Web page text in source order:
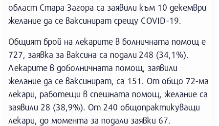
област Стара Загора са заявили към 10 декември
желание да се ваксинират срещу COVID-19.
Общият брой на лекарите в болничната помощ е
727, заявка за ваксина са подали 248 (34,1%).
Лекарите в доболничната помощ, заявили
желание да се ваксинират, са 151. От общо 72-ма
лекари, работещи в спешната помощ, желание са
заявили 28 (38,9%). От 240 общопрактикуващи
лекари, до момента за подали заявки 67.